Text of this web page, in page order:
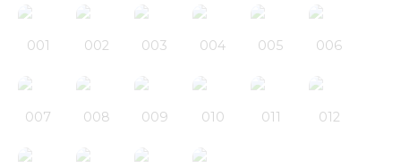
001 002 003 004 005 006
007 008 009 010 011 012